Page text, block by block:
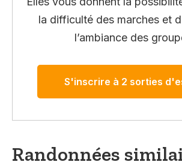
la difficulté des marches et
l’ambiance des
S'inscrire à 2 sorties
Randonnées